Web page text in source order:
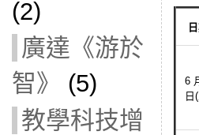
(2)
廣達《游於
智》
(5)
教學科技增
6
日